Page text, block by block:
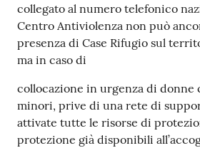
collegato al numero telefonico
Centro Antiviolenza non può
presenza di Case Rifugio sul
ma in caso di
collocazione in urgenza di donne
minori, prive di una rete di
attivate tutte le risorse di
protezione già disponibili